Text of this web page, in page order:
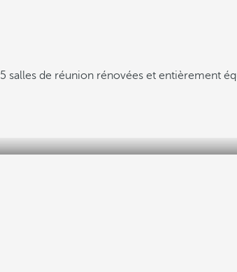
5 salles de réunion rénovées et entièrement